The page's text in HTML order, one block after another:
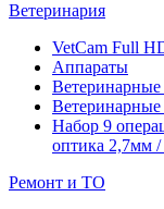
Ветеринария
VetCam Full
Аппараты
Набор 9
оптика 2,7мм /
Ремонт и ТО